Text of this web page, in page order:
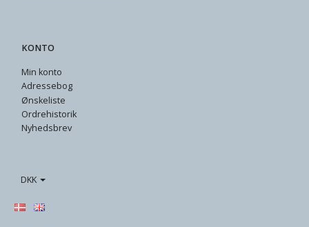
KONTO
Min konto
Adressebog
Ønskeliste
Ordrehistorik
Nyhedsbrev
DKK